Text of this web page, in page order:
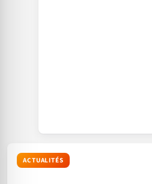
ACTUALITÉS